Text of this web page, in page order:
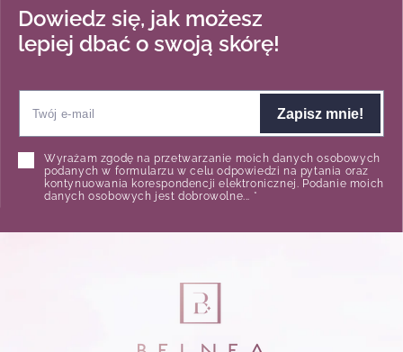
Dowiedz się, jak możesz
lepiej dbać o swoją skórę!
Zapisz mnie!
Wyrażam zgodę na przetwarzanie moich danych osobowych
podanych w formularzu w celu odpowiedzi na pytania oraz
kontynuowania korespondencji elektronicznej. Podanie moich
danych osobowych jest dobrowolne... *